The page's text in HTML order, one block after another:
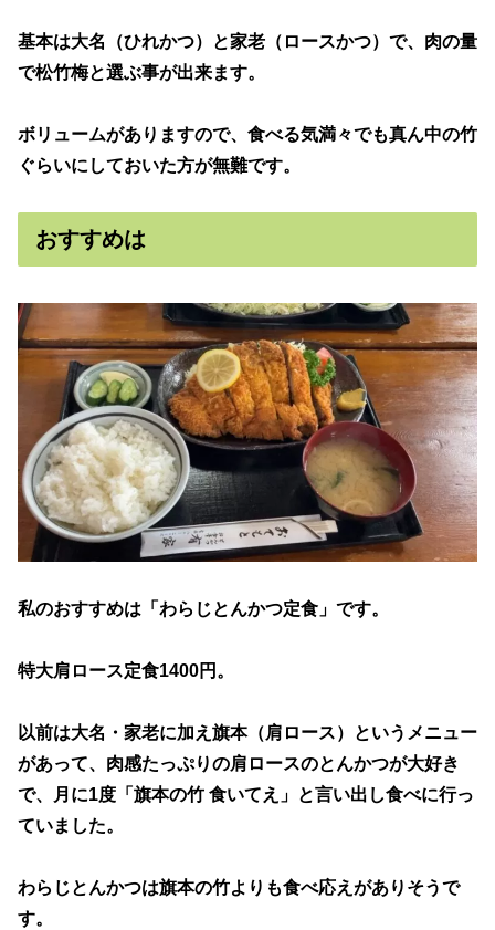
基本は大名（ひれかつ）と家老（ロースかつ）で、肉の量
で松竹梅と選ぶ事が出来ます。
ボリュームがありますので、食べる気満々でも真ん中の竹
ぐらいにしておいた方が無難です。
おすすめは
私のおすすめは「わらじとんかつ定食」です。
特大肩ロース定食1400円。
以前は大名・家老に加え旗本（肩ロース）というメニュー
があって、肉感たっぷりの肩ロースのとんかつが大好き
で、月に1度「旗本の竹 食いてえ」と言い出し食べに行っ
ていました。
わらじとんかつは旗本の竹よりも食べ応えがありそうで
す。